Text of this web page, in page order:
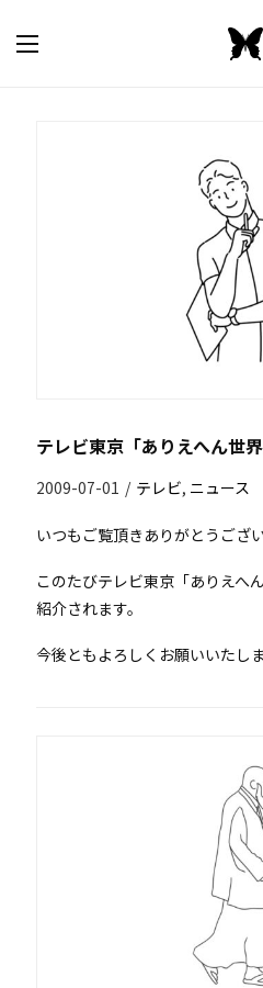
テレビ東京「ありえへん世
2009-07-01 / テレビ, ニュース
いつもご覧頂きありがとうござい
このたびテレビ東京「ありえへ
紹介されます。
今後ともよろしくお願いいたしま